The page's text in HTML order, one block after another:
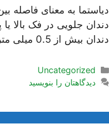
دیاستما به معنای فاصله
دندان جلویی در فک بالا
دندان بیش از 0.5 میلی متر باشد، از وجود دیاستما صحبت می …
دسته‌ها
Uncategorized
دیدگاهتان را بنویسید